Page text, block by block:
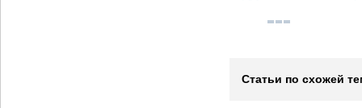
Статьи по схожей